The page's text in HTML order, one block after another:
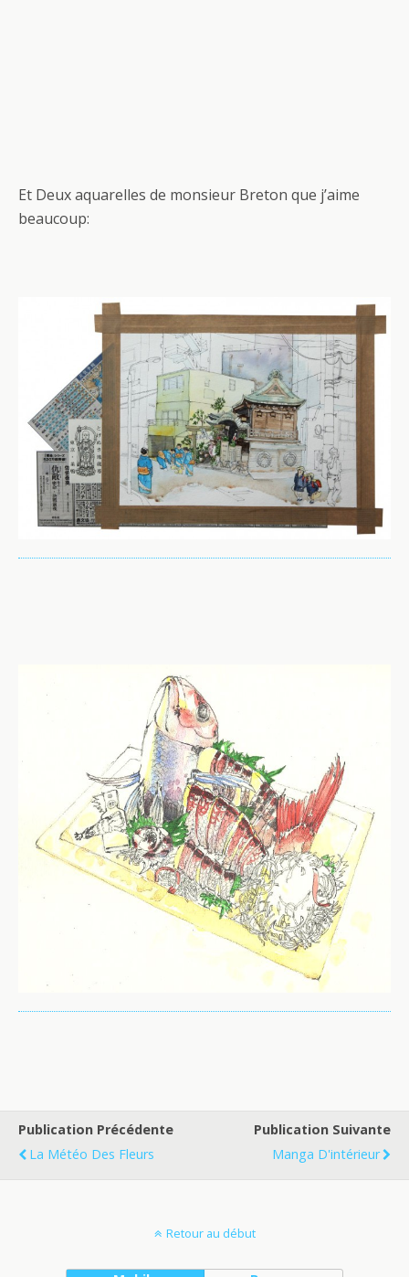
Et Deux aquarelles de monsieur Breton que j’aime
beaucoup:
Publication Précédente
La Météo Des Fleurs
Publication Suivante
Manga D'intérieur
Retour au début